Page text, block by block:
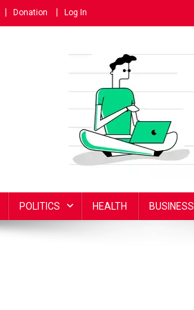
Donation Log In
POLITICS HEALTH BUSINESS